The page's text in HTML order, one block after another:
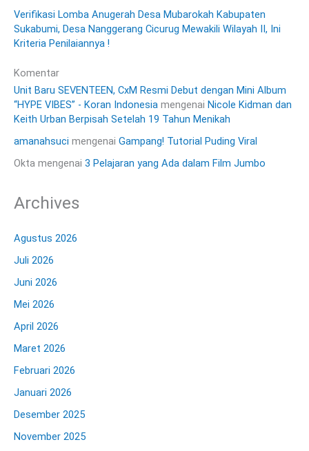
Verifikasi Lomba Anugerah Desa Mubarokah Kabupaten
Sukabumi, Desa Nanggerang Cicurug Mewakili Wilayah II, Ini
Kriteria Penilaiannya !
Komentar
Unit Baru SEVENTEEN, CxM Resmi Debut dengan Mini Album
“HYPE VIBES” - Koran Indonesia mengenai Nicole Kidman dan
Keith Urban Berpisah Setelah 19 Tahun Menikah
amanahsuci mengenai Gampang! Tutorial Puding Viral
Okta mengenai 3 Pelajaran yang Ada dalam Film Jumbo
Archives
Agustus 2026
Juli 2026
Juni 2026
Mei 2026
April 2026
Maret 2026
Februari 2026
Januari 2026
Desember 2025
November 2025